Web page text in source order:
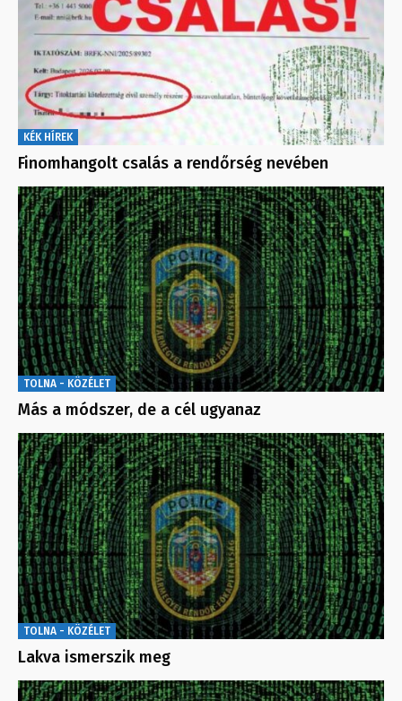
KÉK HÍREK
Finomhangolt csalás a rendőrség nevében
TOLNA - KÖZÉLET
Más a módszer, de a cél ugyanaz
TOLNA - KÖZÉLET
Lakva ismerszik meg